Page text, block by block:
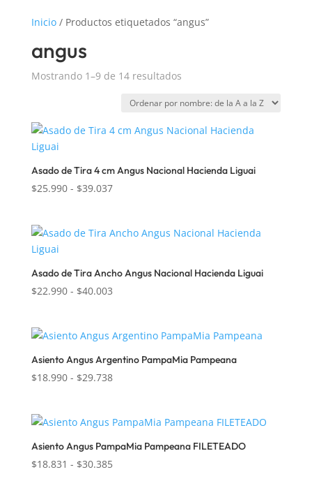
Inicio/ Productos etiquetados “angus”
angus
Mostrando 1–9 de 14 resultados
Asado de Tira 4 cm Angus Nacional Hacienda Liguai
$25.990 - $39.037Rango
desde
hasta
Asado de Tira Ancho Angus Nacional Hacienda Liguai
$22.990 - $40.003Rango
desde
$22.990
Asiento Angus Argentino PampaMia Pampeana
$18.990 - $29.738Rango
desde
$18.990
Asiento Angus PampaMia Pampeana FILETEADO
$18.831 - $30.385Rango